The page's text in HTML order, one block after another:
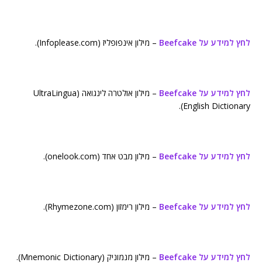
לחץ למידע על Beefcake – מילון אינפופליז (Infoplease.com).
לחץ למידע על Beefcake
– מילון אולטרה לינגואה (UltraLingua
English Dictionary).
לחץ למידע על Beefcake – מילון מבט אחד (onelook.com).
לחץ למידע על Beefcake – מילון רימזון (Rhymezone.com).
לחץ למידע על Beefcake – מילון מנמוניק (Mnemonic Dictionary).